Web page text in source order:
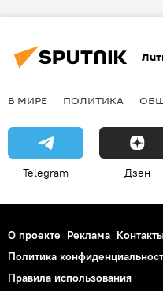
В МИРЕ ПОЛИТИКА
Telegram Дзен
О проекте Реклама Контакты
Политика
Правила использования